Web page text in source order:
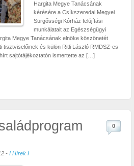
Hargita Megye Tanácsának
kérésére a Csíkszeredai Megyei
Sürgősségi Kórház felújítási
munkálatait az Egészségügyi
Megye Tanácsának elnöke köszönetét
tisztviselőinek és külön Ritli László RMDSZ-es
sajtótájékoztatón ismertette az […]
- I Hírek I
0